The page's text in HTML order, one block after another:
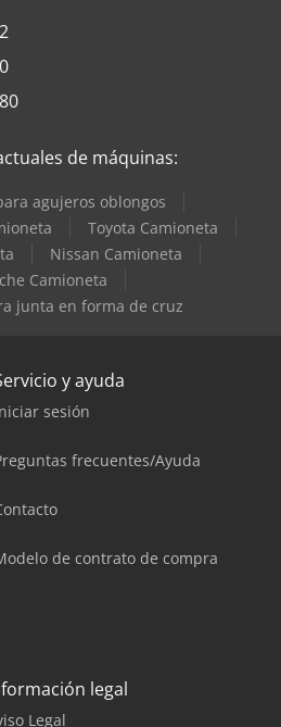
de máquinas:
agujeros oblongos
Toyota Camioneta
Nissan Camioneta
Camioneta
junta en forma de cruz
y ayuda
sesión
frecuentes/Ayuda
de contrato de compra
legal
Legal